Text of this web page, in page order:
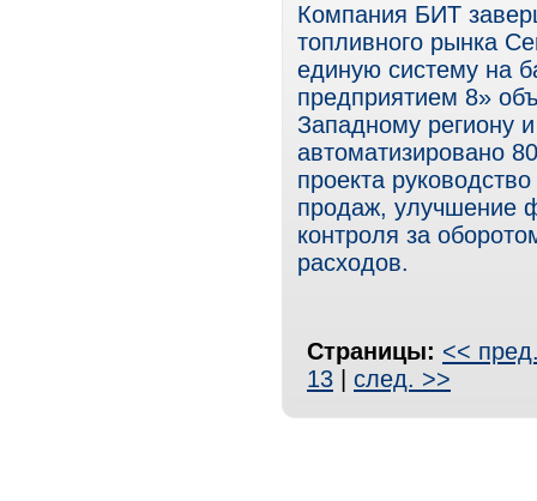
Компания БИТ
топливного рынка
единую систему на
предприятием 8»
Западному региону
автоматизировано
проекта
продаж, улучшение
контроля за
расходов.
Страницы: <<
13
след. >>